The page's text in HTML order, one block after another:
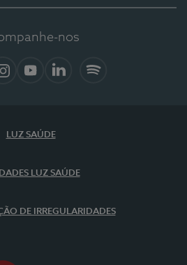
nos
LUZ SAÚDE
LUZ SAÚDE
DE IRREGULARIDADES